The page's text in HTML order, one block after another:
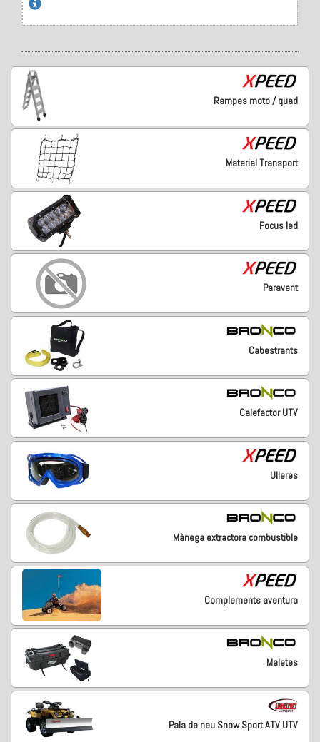
Rampes moto / quad
Material Transport
Focus led
Paravent
Cabestrants
Calefactor UTV
Ulleres
Mànega extractora combustible
Complements aventura
Maletes
Pala de neu Snow Sport ATV UTV